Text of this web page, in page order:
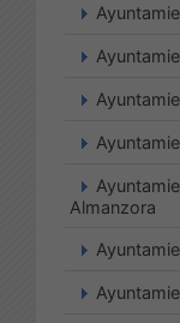
Almanzora